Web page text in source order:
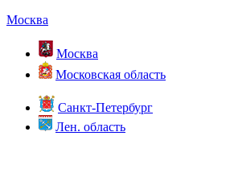
Москва
Москва
Московская область
Санкт-Петербург
Лен. область